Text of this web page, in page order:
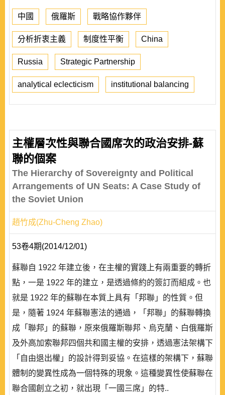
中國 俄羅斯 戰略協作夥伴
分析折衷主義 制度性平衡 China
Russia Strategic Partnership
analytical eclecticism institutional balancing
主權層次性與聯合國席次的政治安排-蘇
聯的個案
The Hierarchy of Sovereignty and Political
Arrangements of UN Seats: A Case Study of
the Soviet Union
趙竹成(Zhu-Cheng Zhao)
53卷4期(2014/12/01)
蘇聯自 1922 年建立後，在主權的實踐上有兩重要的轉折
點，一是 1922 年的建立，是透過條約的簽訂而組成。也
就是 1922 年的蘇聯在本質上具有「邦聯」的性質。但
是，隨著 1924 年蘇聯憲法的通過，「邦聯」的蘇聯轉換
成「聯邦」的蘇聯，原來俄羅斯聯邦、烏克蘭、白俄羅斯
及外高加索聯邦四個共和國主權的安排，透過憲法架構下
「自由退出權」的設計得到妥協。在這樣的架構下，蘇聯
體制的變異性成為一個特殊的現象。這種變異性使蘇聯在
聯合國創立之初，就出現「一國三席」的特..